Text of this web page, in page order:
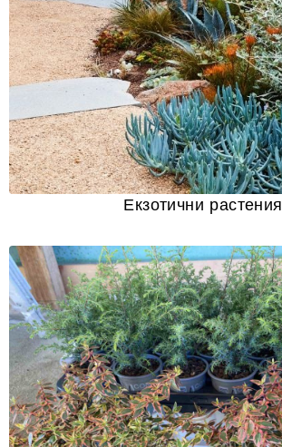
Екзотични растения